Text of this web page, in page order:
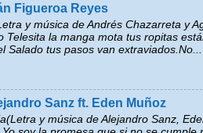
Figueroa Reyes
y música de Andrés Chazarreta y
Telesita la manga mota tus ropitas
Salado tus pasos van extraviados.No...
Sanz ft. Eden Muñoz
y música de Alejandro Sanz,